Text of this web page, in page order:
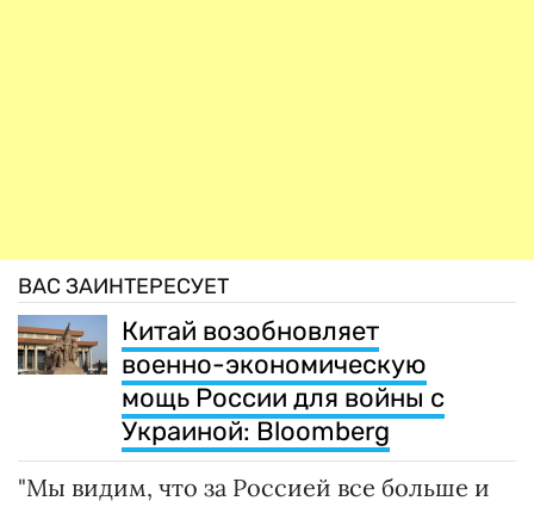
ВАС ЗАИНТЕРЕСУЕТ
Китай возобновляет
военно-экономическую
мощь России для войны с
Украиной: Bloomberg
"Мы видим, что за Россией все больше и